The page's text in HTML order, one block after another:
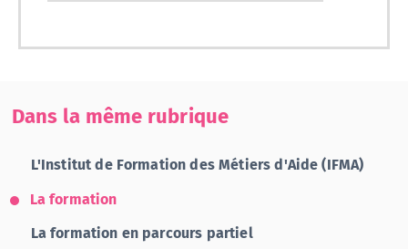
Dans la même rubrique
L'Institut de Formation des Métiers d'Aide (IFMA)
La formation
La formation en parcours partiel